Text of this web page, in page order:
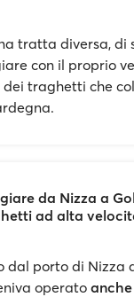
tratta diversa, di
con il proprio
traghetti che
da Nizza a
ad alta
dal porto di Nizza
operato